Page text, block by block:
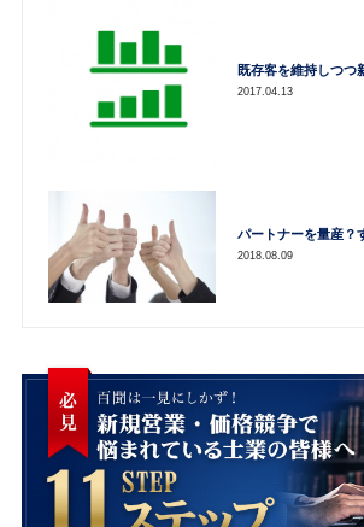
既存客を維持しつつ
2017.04.13
パートナーを量産？
2018.08.09